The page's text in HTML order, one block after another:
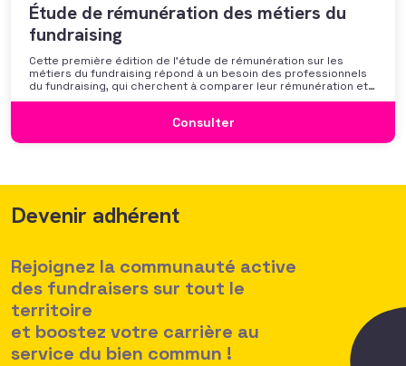
Étude de rémunération des métiers du
fundraising
Cette première édition de l’étude de rémunération sur les
métiers du fundraising répond à un besoin des professionnels
du fundraising, qui cherchent à comparer leur rémunération et à
se positionner. Elle répond également à une préoccupation
des politiques salariales comme un enjeu majeur,
Consulter
Devenir adhérent
Rejoignez la communauté active
des fundraisers sur tout le
territoire
et boostez votre carrière au
service du bien commun !